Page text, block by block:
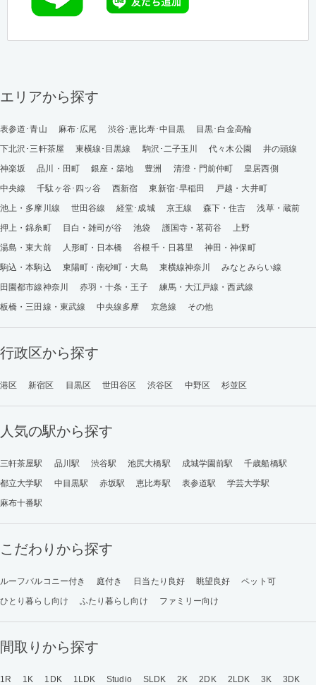
エリアから探す
表参道･青山 麻布･広尾 渋谷･恵比寿･中目黒
目黒･白金高輪
下北沢･三軒茶屋
東横線･目黒線 駒沢･二子玉川 代々木公園
井の頭線
神楽坂
品川・田町 銀座・築地 豊洲 清澄・門前仲町
皇居西側
中央線
千駄ヶ谷･四ッ谷 西新宿 東新宿･早稲田
戸越・大井町
池上・多摩川線
世田谷線 経堂･成城 京王線 森下・住吉
浅草・蔵前
押上・錦糸町
目白・雑司が谷 池袋 護国寺・茗荷谷
上野
湯島・東大前
人形町・日本橋 谷根千・日暮里
神田・神保町
駒込・本駒込
東陽町・南砂町・大島 東横線神奈川
みなとみらい線
田園都市線神奈川
赤羽・十条・王子
練馬・大江戸線・西武線
板橋・三田線・東武線
中央線多摩 京急線 その他
行政区から探す
港区 新宿区 目黒区 世田谷区 渋谷区 中野区 杉並区
人気の駅から探す
三軒茶屋駅 品川駅 渋谷駅 池尻大橋駅 成城学園前駅
千歳船橋駅
都立大学駅
中目黒駅 赤坂駅 恵比寿駅 表参道駅
学芸大学駅
麻布十番駅
こだわりから探す
ルーフバルコニー付き 庭付き 日当たり良好 眺望良好
ペット可
ひとり暮らし向け
ふたり暮らし向け ファミリー向け
間取りから探す
1R 1K 1DK 1LDK Studio SLDK 2K 2DK 2LDK 3K
3DK